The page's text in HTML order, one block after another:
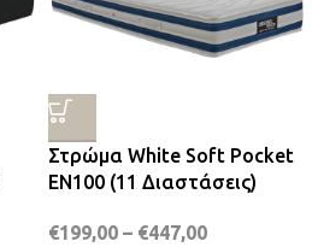
Στρώμα White Soft Pocket
EN100 (11 Διαστάσεις)
€199,00 – €447,00